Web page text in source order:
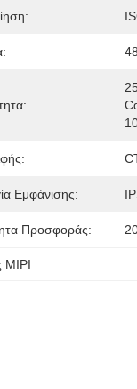
Εμφάνισης:
Προσφοράς:
MIPI